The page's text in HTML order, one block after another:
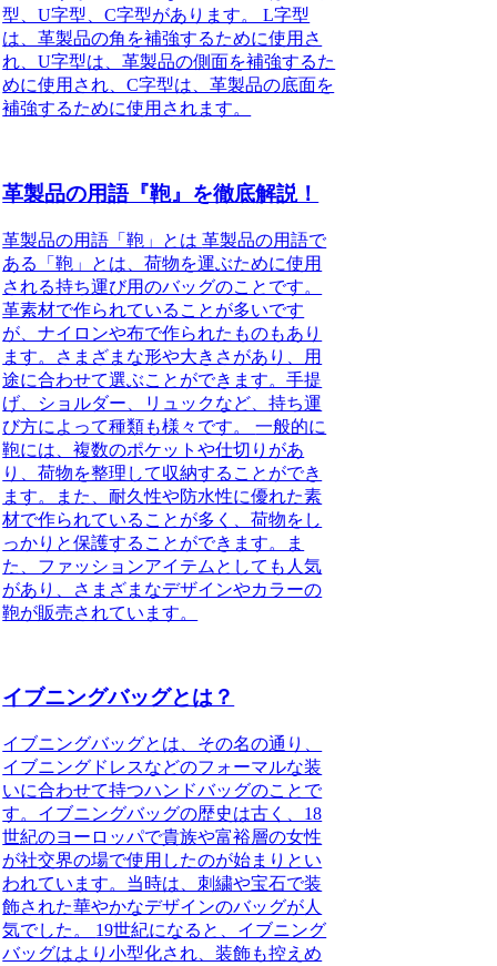
型、U字型、C字型があります。 L字型
は、革製品の角を補強するために使用さ
れ、U字型は、革製品の側面を補強するた
めに使用され、C字型は、革製品の底面を
補強するために使用されます。
革製品の用語『鞄』を徹底解説！
革製品の用語「鞄」とは 革製品の用語で
ある「鞄」とは、荷物を運ぶために使用
される持ち運び用のバッグのことです。
革素材で作られていることが多いです
が、ナイロンや布で作られたものもあり
ます。さまざまな形や大きさがあり、用
途に合わせて選ぶことができます。手提
げ、ショルダー、リュックなど、持ち運
び方によって種類も様々です。 一般的に
鞄には、複数のポケットや仕切りがあ
り、荷物を整理して収納することができ
ます。また、耐久性や防水性に優れた素
材で作られていることが多く、荷物をし
っかりと保護することができます。ま
た、ファッションアイテムとしても人気
があり、さまざまなデザインやカラーの
鞄が販売されています。
イブニングバッグとは？
イブニングバッグとは、その名の通り、
イブニングドレスなどのフォーマルな装
いに合わせて持つハンドバッグのことで
す。イブニングバッグの歴史は古く、18
世紀のヨーロッパで貴族や富裕層の女性
が社交界の場で使用したのが始まりとい
われています。当時は、刺繍や宝石で装
飾された華やかなデザインのバッグが人
気でした。 19世紀になると、イブニング
バッグはより小型化され、装飾も控えめ